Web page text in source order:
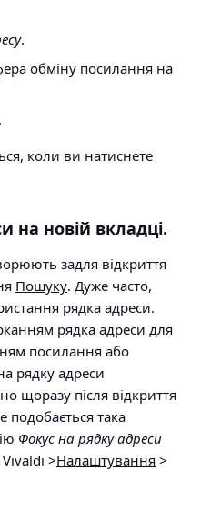
.
обміну посилання на
коли ви натиснете
на новій вкладці.
задля відкриття
Пошуку. Дуже часто,
рядка адреси.
рядка адреси для
посилання або
рядку адреси
щоразу після відкриття
така
Фокус на рядку адреси
>Налаштування >